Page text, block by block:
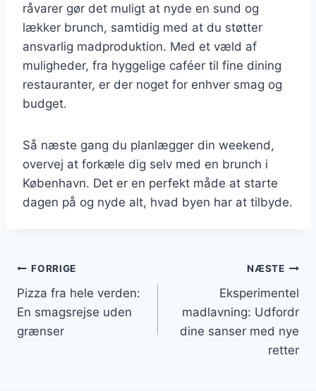
råvarer gør det muligt at nyde en sund og
lækker brunch, samtidig med at du støtter
ansvarlig madproduktion. Med et væld af
muligheder, fra hyggelige caféer til fine dining
restauranter, er der noget for enhver smag og
budget.
Så næste gang du planlægger din weekend,
overvej at forkæle dig selv med en brunch i
København. Det er en perfekt måde at starte
dagen på og nyde alt, hvad byen har at tilbyde.
Indlægsnavigation
FORRIGE
Pizza fra hele verden:
En smagsrejse uden
grænser
NÆSTE
Eksperimentel
madlavning: Udfordr
dine sanser med nye
retter